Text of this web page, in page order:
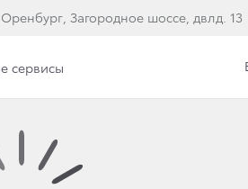
Оренбург, Загородное шоссе, двлд. 13
сервисы